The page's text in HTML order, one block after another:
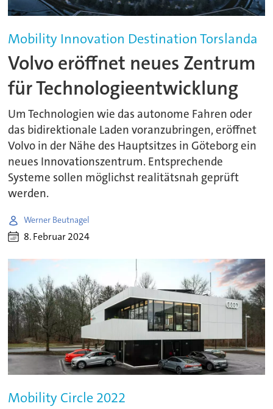
Mobility Innovation Destination Torslanda
Volvo eröffnet neues Zentrum
für Technologieentwicklung
Um Technologien wie das autonome Fahren oder
das bidirektionale Laden voranzubringen, eröffnet
Volvo in der Nähe des Hauptsitzes in Göteborg ein
neues Innovationszentrum. Entsprechende
Systeme sollen möglichst realitätsnah geprüft
werden.
Werner Beutnagel
8. Februar 2024
Mobility Circle 2022